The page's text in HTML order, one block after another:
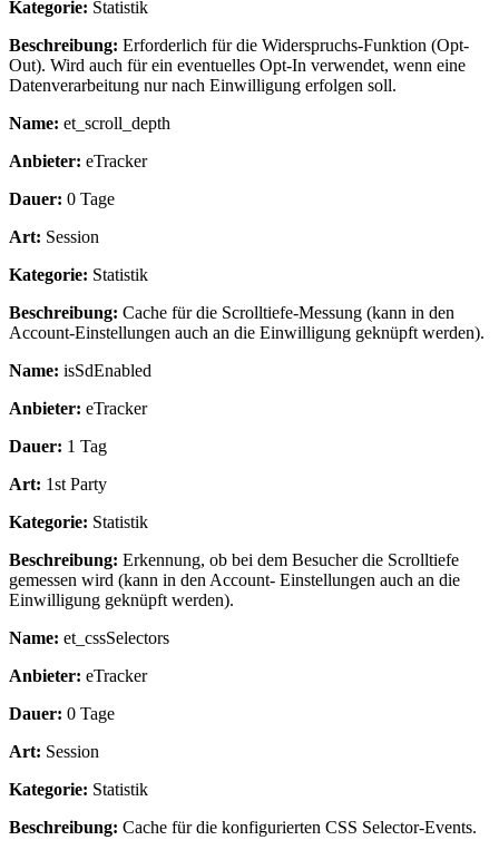
Kategorie: Statistik
Beschreibung: Erforderlich für die Widerspruchs-Funktion (Opt-
Out). Wird auch für ein eventuelles Opt-In verwendet, wenn eine
Datenverarbeitung nur nach Einwilligung erfolgen soll.
Name: et_scroll_depth
Anbieter: eTracker
Dauer: 0 Tage
Art: Session
Kategorie: Statistik
Beschreibung: Cache für die Scrolltiefe-Messung (kann in den
Account-Einstellungen auch an die Einwilligung geknüpft werden).
Name: isSdEnabled
Anbieter: eTracker
Dauer: 1 Tag
Art: 1st Party
Kategorie: Statistik
Beschreibung: Erkennung, ob bei dem Besucher die Scrolltiefe
gemessen wird (kann in den Account- Einstellungen auch an die
Einwilligung geknüpft werden).
Name: et_cssSelectors
Anbieter: eTracker
Dauer: 0 Tage
Art: Session
Kategorie: Statistik
Beschreibung: Cache für die konfigurierten CSS Selector-Events.